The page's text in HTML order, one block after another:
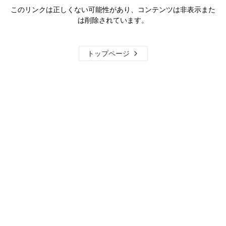
このリンクは正しくない可能性があり、コンテンツは非表示また
は削除されています。
トップページ